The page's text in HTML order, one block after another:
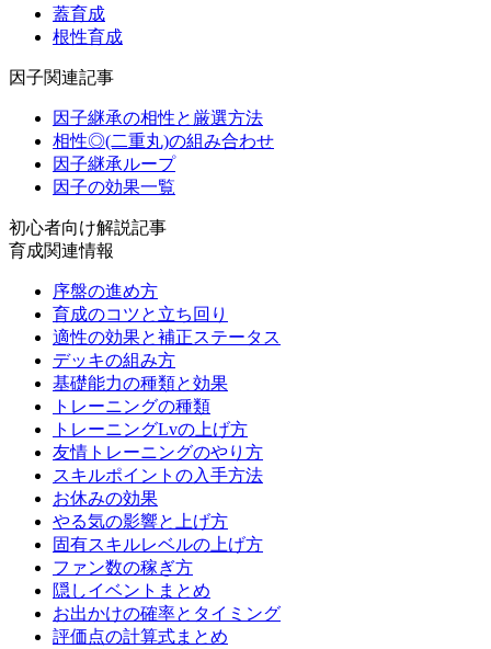
蓋育成
根性育成
因子関連記事
因子継承の相性と厳選方法
相性◎(二重丸)の組み合わせ
因子継承ループ
因子の効果一覧
初心者向け解説記事
育成関連情報
序盤の進め方
育成のコツと立ち回り
適性の効果と補正ステータス
デッキの組み方
基礎能力の種類と効果
トレーニングの種類
トレーニングLvの上げ方
友情トレーニングのやり方
スキルポイントの入手方法
お休みの効果
やる気の影響と上げ方
固有スキルレベルの上げ方
ファン数の稼ぎ方
隠しイベントまとめ
お出かけの確率とタイミング
評価点の計算式まとめ